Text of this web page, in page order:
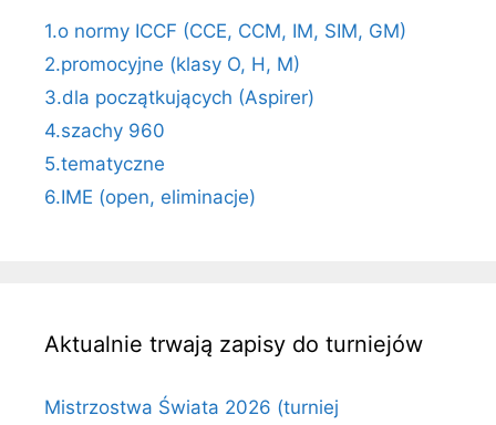
1.o normy ICCF (CCE, CCM, IM, SIM, GM)
2.promocyjne (klasy O, H, M)
3.dla początkujących (Aspirer)
4.szachy 960
5.tematyczne
6.IME (open, eliminacje)
Aktualnie trwają zapisy do turniejów
Mistrzostwa Świata 2026 (turniej